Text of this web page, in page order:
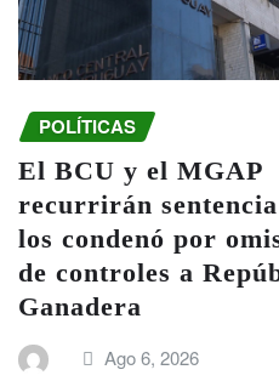
POLÍTICAS
El BCU y el MGAP
recurrirán
los condenó por
de controles a
Ganadera
Ago 6, 2026